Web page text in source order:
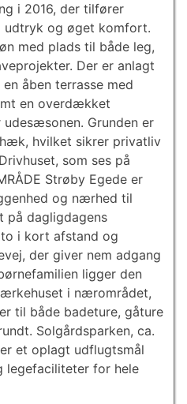
i 2016, der tilfører
udtryk og øget komfort.
med plads til både leg,
Der er anlagt
åben terrasse med
en overdækket
Grunden er
hvilket sikrer privatliv
som ses på
Strøby Egede er
og nærhed til
på dagligdagens
i kort afstand og
der giver nem adgang
ligger den
i nærområdet,
til både badeture, gåture
Solgårdsparken, ca.
et oplagt udflugtsmål
legefaciliteter for hele